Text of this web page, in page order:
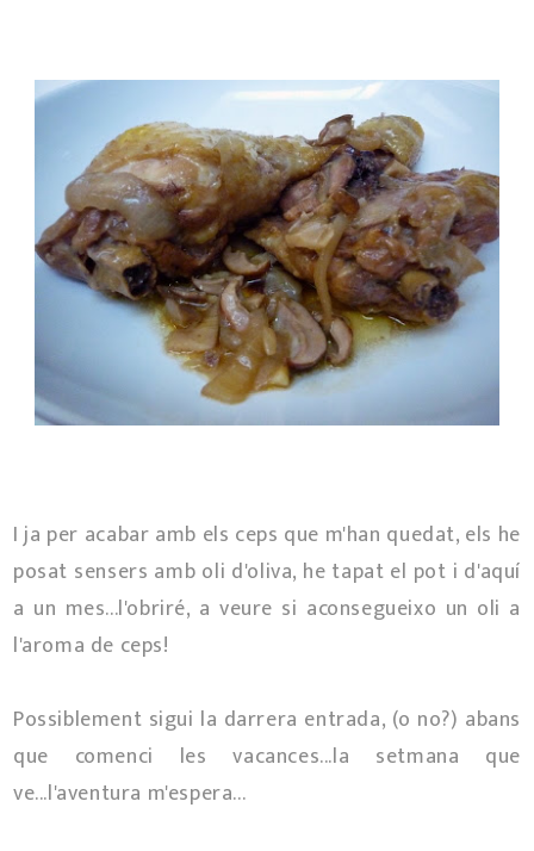
I ja per acabar amb els ceps que m'han quedat, els he
posat sensers amb oli d'oliva, he tapat el pot i d'aquí
a un mes...l'obriré, a veure si aconsegueixo un oli a
l'aroma de ceps!
Possiblement sigui la darrera entrada, (o no?) abans
que comenci les vacances...la setmana que
ve...l'aventura m'espera...